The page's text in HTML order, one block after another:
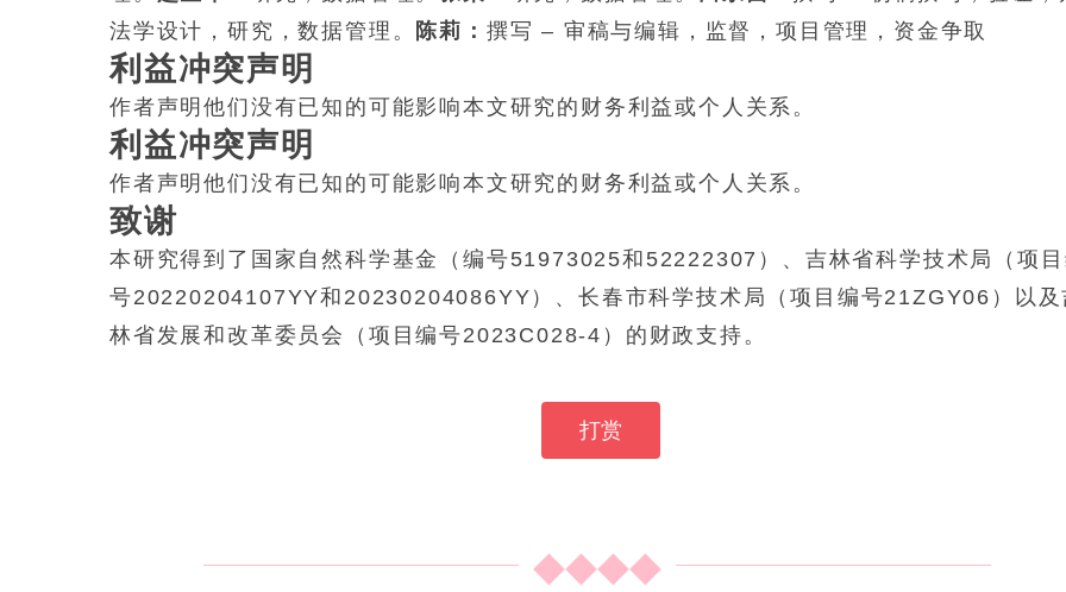
法学设计，研究，数据管理。
陈莉： 撰写 – 审稿与编辑，监督，项目管理，资金争取
利益冲突声明
作者声明他们没有已知的可能影响本文研究的财务利益或个人关系。
利益冲突声明
作者声明他们没有已知的可能影响本文研究的财务利益或个人关系。
致谢
本研究得到了 国家自然科学基金 （编号51973025和52222307）、 吉林省科学技术局
（项
号20220204107YY和20230204086YY）、长春市科学技术局 （项目编号21ZGY06）以及
林省发展和改革委员会
（项目编号2023C028-4）的财政支持。
打赏